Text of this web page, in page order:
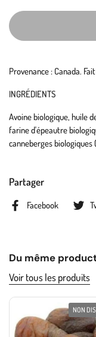
Provenance : Canada.
INGRÉDIENTS
Avoine biologique, huile
farine d'épeautre
canneberges
Partager
Facebook
Du même
Voir tous les produits
NON